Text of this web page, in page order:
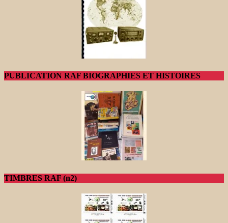
PUBLICATION RAF BIOGRAPHIES ET HISTOIRES
TIMBRES RAF (n2)